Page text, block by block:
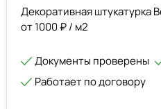
Декоративная штукатурка
от 1000 ₽ / м2
Документы проверены
Работает по договору